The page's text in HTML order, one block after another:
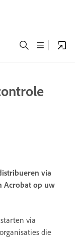
via
Acrobat op uw
via
die